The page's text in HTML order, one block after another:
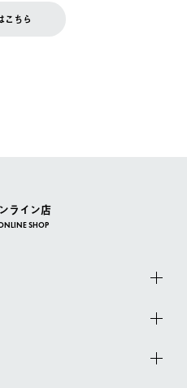
、お客様ご負担とさせていただ
ご希望商品を再注文してくだ
マイページ内 購入履歴画面に
こちら
ライン店
SHOP